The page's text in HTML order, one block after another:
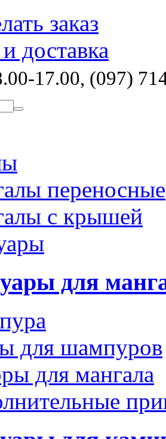
заказ
доставка
17.00, (097)
переносные
с крышей
для
для шампуров
для мангала